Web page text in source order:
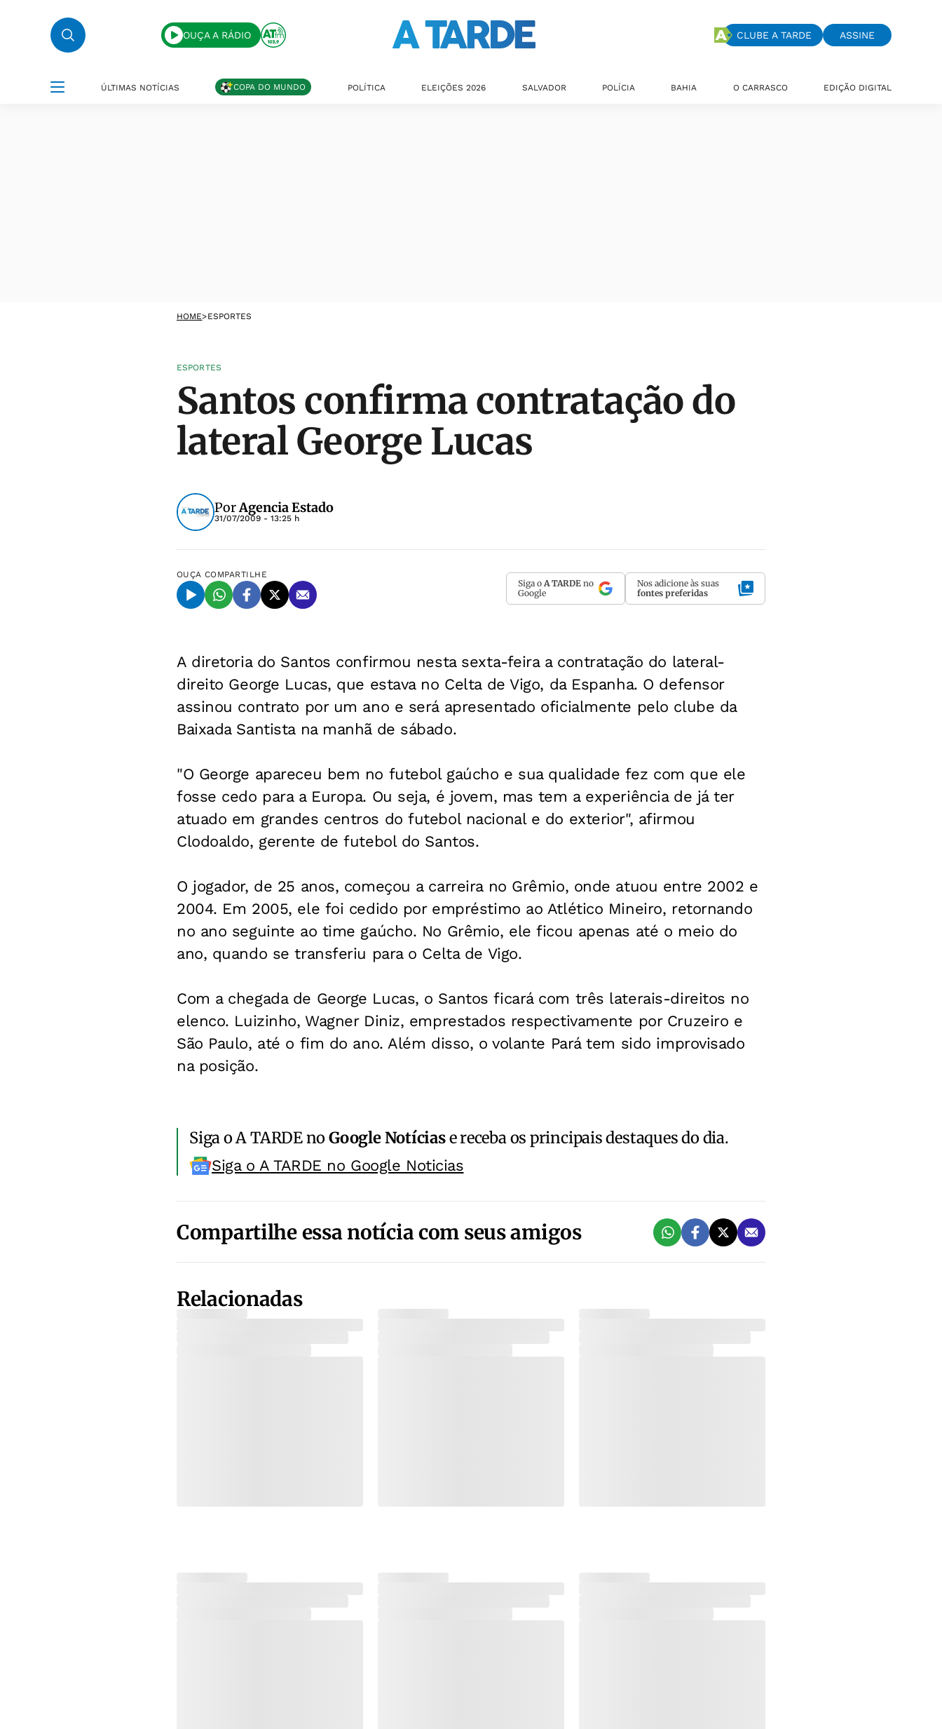
OUÇA A RÁDIO CLUBE A TARDE ASSINE
ÚLTIMAS NOTÍCIAS COPA DO MUNDO POLÍTICA ELEIÇÕES 2026 SALVADOR POLÍCIA BAHIA O CARRASCO EDIÇÃO DIGITAL
HOME>ESPORTES
ESPORTES
Santos confirma contratação do
lateral George Lucas
PorAgencia Estado
31/07/2009 - 13:25 h
OUÇA COMPARTILHE
Siga o A TARDE no
Google
Nos adicione às suas
fontes preferidas
A diretoria do Santos confirmou nesta sexta-feira a contratação do lateral-
direito George Lucas, que estava no Celta de Vigo, da Espanha. O defensor
assinou contrato por um ano e será apresentado oficialmente pelo clube da
Baixada Santista na manhã de sábado.
"O George apareceu bem no futebol gaúcho e sua qualidade fez com que ele
fosse cedo para a Europa. Ou seja, é jovem, mas tem a experiência de já ter
atuado em grandes centros do futebol nacional e do exterior", afirmou
Clodoaldo, gerente de futebol do Santos.
O jogador, de 25 anos, começou a carreira no Grêmio, onde atuou entre 2002 e
2004. Em 2005, ele foi cedido por empréstimo ao Atlético Mineiro, retornando
no ano seguinte ao time gaúcho. No Grêmio, ele ficou apenas até o meio do
ano, quando se transferiu para o Celta de Vigo.
Com a chegada de George Lucas, o Santos ficará com três laterais-direitos no
elenco. Luizinho, Wagner Diniz, emprestados respectivamente por Cruzeiro e
São Paulo, até o fim do ano. Além disso, o volante Pará tem sido improvisado
na posição.
Siga o A TARDE noGoogle Notíciase receba os principais destaques do dia.
Siga o A TARDE no Google Noticias
Compartilhe essa notícia com seus amigos
Relacionadas